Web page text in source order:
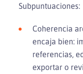
Subpuntuaciones:
Coherencia
encaja bien:
referencias,
exportar o